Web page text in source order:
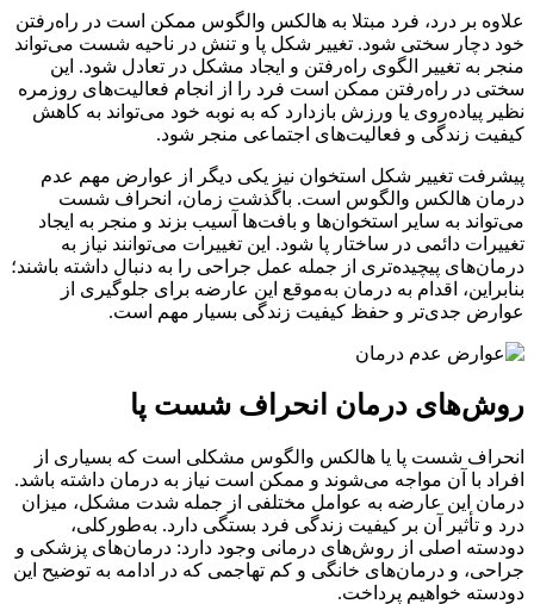
علاوه بر درد، فرد مبتلا به هالکس والگوس ممکن است در راه‌رفتن
خود دچار سختی شود. تغییر شکل پا و تنش در ناحیه شست می‌تواند
منجر به تغییر الگوی راه‌رفتن و ایجاد مشکل در تعادل شود. این
سختی در راه‌رفتن ممکن است فرد را از انجام فعالیت‌های روزمره
نظیر پیاده‌روی یا ورزش بازدارد که به نوبه خود می‌تواند به کاهش
کیفیت زندگی و فعالیت‌های اجتماعی منجر شود.
پیشرفت تغییر شکل استخوان نیز یکی دیگر از عوارض مهم عدم
درمان هالکس والگوس است. باگذشت زمان، انحراف شست
می‌تواند به سایر استخوان‌ها و بافت‌ها آسیب بزند و منجر به ایجاد
تغییرات دائمی در ساختار پا شود. این تغییرات می‌توانند نیاز به
درمان‌های پیچیده‌تری از جمله عمل جراحی را به دنبال داشته باشند؛
بنابراین، اقدام به درمان به‌موقع این عارضه برای جلوگیری از
عوارض جدی‌تر و حفظ کیفیت زندگی بسیار مهم است.
روش‌های درمان انحراف شست پا
انحراف شست پا یا هالکس والگوس مشکلی است که بسیاری از
افراد با آن مواجه می‌شوند و ممکن است نیاز به درمان داشته باشد.
درمان این عارضه به عوامل مختلفی از جمله شدت مشکل، میزان
درد و تأثیر آن بر کیفیت زندگی فرد بستگی دارد. به‌طورکلی،
دودسته اصلی از روش‌های درمانی وجود دارد: درمان‌های پزشکی و
جراحی، و درمان‌های خانگی و کم تهاجمی که در ادامه به توضیح این
دودسته خواهیم پرداخت.